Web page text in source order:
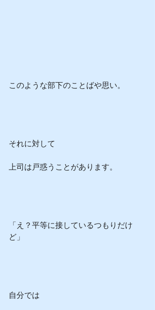
このような部下のことばや思い。
それに対して
上司は戸惑うことがあります。
「え？平等に接しているつもりだけ
ど」
自分では